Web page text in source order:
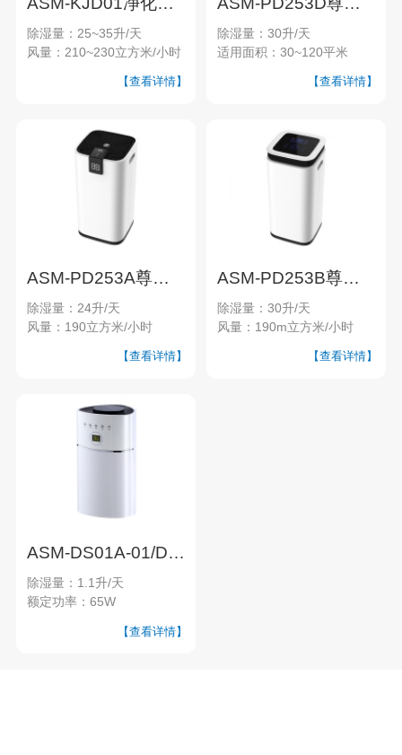
除湿量：25~35升/天
风量：210~230立方米/小时
【查看详情】
除湿量：30升/天
适用面积：30~120平米
【查看详情】
ASM-PD253A尊品系列家用除湿机
除湿量：24升/天
风量：190立方米/小时
【查看详情】
ASM-PD253B尊品系列家用除湿机
除湿量：30升/天
风量：190m立方米/小时
【查看详情】
ASM-DS01A-01/DS01A-02半导体家用除湿机
除湿量：1.1升/天
额定功率：65W
【查看详情】